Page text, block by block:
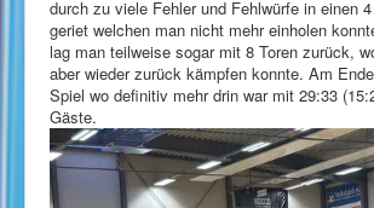
durch zu viele Fehler und Fehlwürfe in einen
geriet welchen man nicht mehr einholen
lag man teilweise sogar mit 8 Toren zurück,
aber wieder zurück kämpfen konnte. Am
Spiel wo definitiv mehr drin war mit 29:33
Gäste.